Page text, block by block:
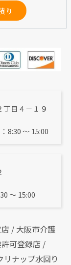
り
丁目４－１９
8:30 ～ 15:00
～ 15:00
/ 大阪市介護
可登録店 /
ナップ水回り